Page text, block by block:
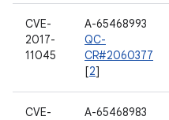
CVE-
2017-
11045
A-65468993
QC-
CR#2060377
[2]
CVE-
A-65468983